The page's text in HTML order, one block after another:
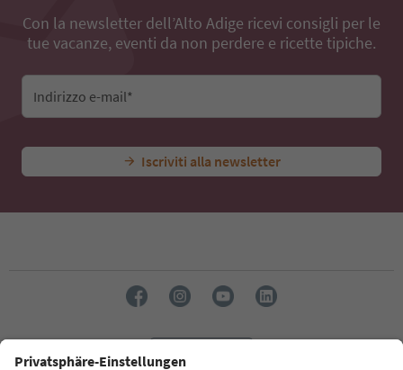
Con la newsletter dell’Alto Adige ricevi consigli per le
tue vacanze, eventi da non perdere e ricette tipiche.
Indirizzo e-mail*
Iscriviti alla newsletter